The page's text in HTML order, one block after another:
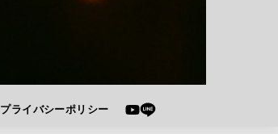
プライバシーポリシー